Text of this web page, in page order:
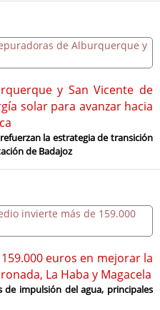
y San Vicente de
solar para avanzar hacia
la estrategia de transición
de Badajoz
euros en mejorar la
La Haba y Magacela
de impulsión del agua, principales